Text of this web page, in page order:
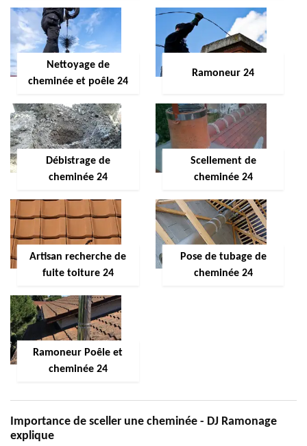
Nettoyage de
cheminée et poêle 24
Ramoneur 24
Débistrage de
cheminée 24
Scellement de
cheminée 24
Artisan recherche de
fuite toiture 24
Pose de tubage de
cheminée 24
Ramoneur Poêle et
cheminée 24
Importance de sceller une cheminée - DJ Ramonage
explique